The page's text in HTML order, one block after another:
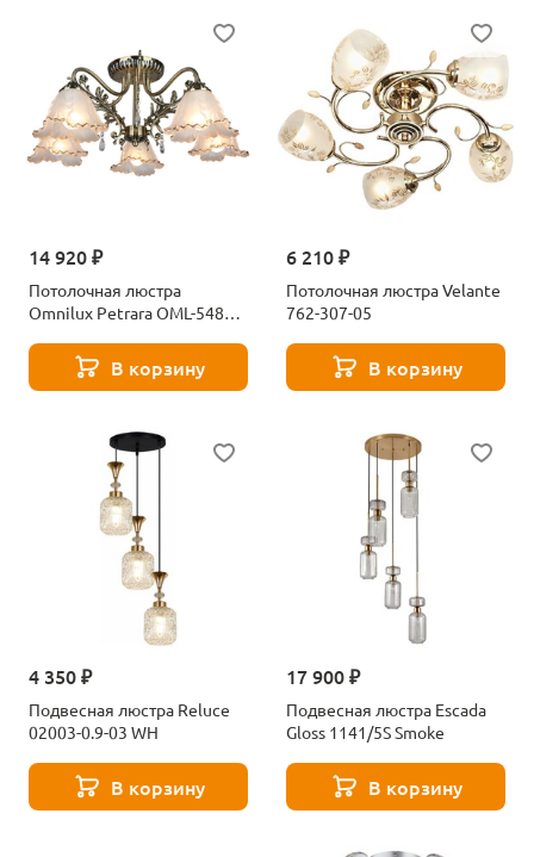
14 920 ₽
Потолочная люстра
Omnilux Petrara OML-54807-
В корзину
6 210 ₽
Потолочная люстра Velante
762-307-05
В корзину
4 350 ₽
Подвесная люстра Reluce
02003-0.9-03 WH
В корзину
17 900 ₽
Подвесная люстра Escada
Gloss 1141/5S Smoke
В корзину